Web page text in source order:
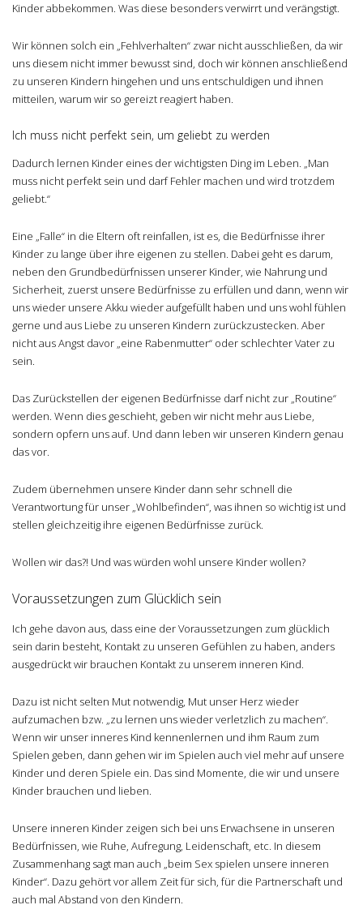
Kinder abbekommen. Was diese besonders verwirrt und verängstigt.
Wir können solch ein „Fehlverhalten“ zwar nicht ausschließen, da wir
uns diesem nicht immer bewusst sind, doch wir können anschließend
zu unseren Kindern hingehen und uns entschuldigen und ihnen
mitteilen, warum wir so gereizt reagiert haben.
Ich muss nicht perfekt sein, um geliebt zu werden
Dadurch lernen Kinder eines der wichtigsten Ding im Leben. „Man
muss nicht perfekt sein und darf Fehler machen und wird trotzdem
geliebt.“
Eine „Falle“ in die Eltern oft reinfallen, ist es, die Bedürfnisse ihrer
Kinder zu lange über ihre eigenen zu stellen. Dabei geht es darum,
neben den Grundbedürfnissen unserer Kinder, wie Nahrung und
Sicherheit, zuerst unsere Bedürfnisse zu erfüllen und dann, wenn wir
uns wieder unsere Akku wieder aufgefüllt haben und uns wohl fühlen
gerne und aus Liebe zu unseren Kindern zurückzustecken. Aber
nicht aus Angst davor „eine Rabenmutter“ oder schlechter Vater zu
sein.
Das Zurückstellen der eigenen Bedürfnisse darf nicht zur „Routine“
werden. Wenn dies geschieht, geben wir nicht mehr aus Liebe,
sondern opfern uns auf. Und dann leben wir unseren Kindern genau
das vor.
Zudem übernehmen unsere Kinder dann sehr schnell die
Verantwortung für unser „Wohlbefinden“, was ihnen so wichtig ist und
stellen gleichzeitig ihre eigenen Bedürfnisse zurück.
Wollen wir das?! Und was würden wohl unsere Kinder wollen?
Voraussetzungen zum Glücklich sein
Ich gehe davon aus, dass eine der Voraussetzungen zum glücklich
sein darin besteht, Kontakt zu unseren Gefühlen zu haben, anders
ausgedrückt wir brauchen Kontakt zu unserem inneren Kind.
Dazu ist nicht selten Mut notwendig, Mut unser Herz wieder
aufzumachen bzw. „zu lernen uns wieder verletzlich zu machen“.
Wenn wir unser inneres Kind kennenlernen und ihm Raum zum
Spielen geben, dann gehen wir im Spielen auch viel mehr auf unsere
Kinder und deren Spiele ein. Das sind Momente, die wir und unsere
Kinder brauchen und lieben.
Unsere inneren Kinder zeigen sich bei uns Erwachsene in unseren
Bedürfnissen, wie Ruhe, Aufregung, Leidenschaft, etc. In diesem
Zusammenhang sagt man auch „beim Sex spielen unsere inneren
Kinder“. Dazu gehört vor allem Zeit für sich, für die Partnerschaft und
auch mal Abstand von den Kindern.